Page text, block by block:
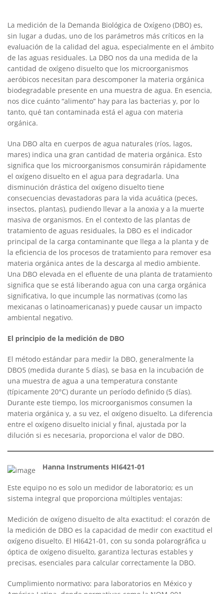
La medición de la Demanda Biológica de Oxígeno (DBO) es,
sin lugar a dudas, uno de los parámetros más críticos en la
evaluación de la calidad del agua, especialmente en el ámbito
de las aguas residuales. La DBO nos da una medida de la
cantidad de oxígeno disuelto que los microorganismos
aeróbicos necesitan para descomponer la materia orgánica
biodegradable presente en una muestra de agua. En esencia,
nos dice cuánto “alimento” hay para las bacterias y, por lo
tanto, qué tan contaminada está el agua con materia
orgánica.
Una DBO alta en cuerpos de agua naturales (ríos, lagos,
mares) indica una gran cantidad de materia orgánica. Esto
significa que los microorganismos consumirán rápidamente
el oxígeno disuelto en el agua para degradarla. Una
disminución drástica del oxígeno disuelto tiene
consecuencias devastadoras para la vida acuática (peces,
insectos, plantas), pudiendo llevar a la anoxia y a la muerte
masiva de organismos. En el contexto de las plantas de
tratamiento de aguas residuales, la DBO es el indicador
principal de la carga contaminante que llega a la planta y de
la eficiencia de los procesos de tratamiento para remover esa
materia orgánica antes de la descarga al medio ambiente.
Una DBO elevada en el efluente de una planta de tratamiento
significa que se está liberando agua con una carga orgánica
significativa, lo que incumple las normativas (como las
mexicanas o latinoamericanas) y puede causar un impacto
ambiental negativo.
El principio de la medición de DBO
El método estándar para medir la DBO, generalmente la
DBO5 (medida durante 5 días), se basa en la incubación de
una muestra de agua a una temperatura constante
(típicamente 20°C) durante un período definido (5 días).
Durante este tiempo, los microorganismos consumen la
materia orgánica y, a su vez, el oxígeno disuelto. La diferencia
entre el oxígeno disuelto inicial y final, ajustada por la
dilución si es necesaria, proporciona el valor de DBO.
Hanna Instruments HI6421-01
Este equipo no es solo un medidor de laboratorio; es un
sistema integral que proporciona múltiples ventajas:
Medición de oxígeno disuelto de alta exactitud: el corazón de
la medición de DBO es la capacidad de medir con exactitud el
oxígeno disuelto. El HI6421-01, con su sonda polarográfica u
óptica de oxígeno disuelto, garantiza lecturas estables y
precisas, esenciales para calcular correctamente la DBO.
Cumplimiento normativo: para laboratorios en México y